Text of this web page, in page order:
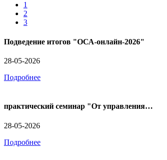
1
2
3
Подведение итогов "ОСА-онлайн-2026"
28-05-2026
Подробнее
практический семинар "От управления…
28-05-2026
Подробнее